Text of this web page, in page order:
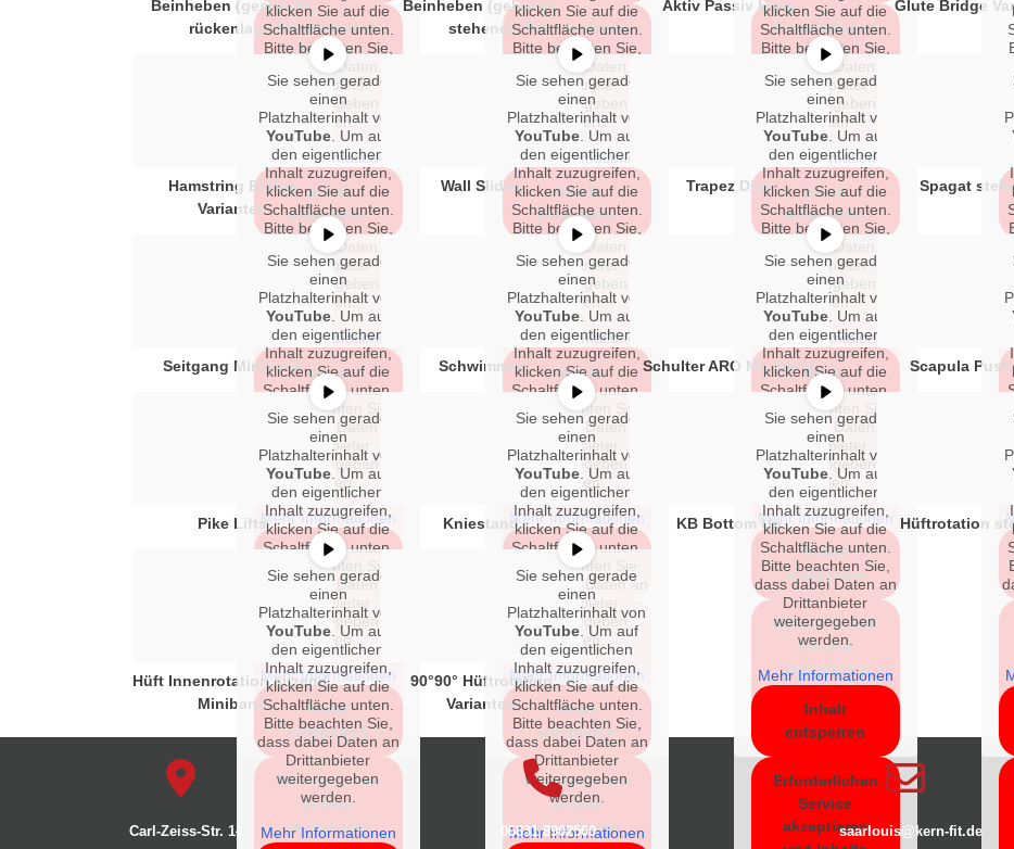
Erforderlichen
Service
akzeptieren
und Inhalte
entsperren
Erforderlichen
Service
akzeptieren
und Inhalte
entsperren
Erforderlichen
Service
akzeptieren
und Inhalte
entsperren
klicken Sie auf die
Schaltfläche unten.
Bitte beachten Sie,
dass dabei Daten an
Drittanbieter
weitergegeben
werden.
Mehr Informationen
Inhalt
entsperren
Erforderlichen
Service
akzeptieren
und Inhalte
entsperren
Beinheben (gestreckt,
rückenlage)
klicken Sie auf die
Schaltfläche unten.
Bitte beachten Sie,
dass dabei Daten an
Drittanbieter
weitergegeben
werden.
Mehr Informationen
Inhalt
entsperren
Erforderlichen
Service
akzeptieren
und Inhalte
entsperren
Beinheben (gebeugt,
stehend)
klicken Sie auf die
Schaltfläche unten.
Bitte beachten Sie,
dass dabei Daten an
Drittanbieter
weitergegeben
werden.
Mehr Informationen
Inhalt
entsperren
Erforderlichen
Service
akzeptieren
und Inhalte
entsperren
Aktiv Passiv Hang Glute Bridge
Sie sehen gerade
einen
Platzhalterinhalt von
YouTube . Um auf
den eigentlichen
Inhalt zuzugreifen,
klicken Sie auf die
Schaltfläche unten.
Bitte beachten Sie,
dass dabei Daten an
Drittanbieter
weitergegeben
werden.
Mehr Informationen
Inhalt
entsperren
Erforderlichen
Service
akzeptieren
und Inhalte
entsperren
Hamstring Bridge
Varianten
Sie sehen gerade
einen
Platzhalterinhalt von
YouTube . Um auf
den eigentlichen
Inhalt zuzugreifen,
klicken Sie auf die
Schaltfläche unten.
Bitte beachten Sie,
dass dabei Daten an
Drittanbieter
weitergegeben
werden.
Mehr Informationen
Inhalt
entsperren
Erforderlichen
Service
akzeptieren
und Inhalte
entsperren
Wall Slides
Sie sehen gerade
einen
Platzhalterinhalt von
YouTube . Um auf
den eigentlichen
Inhalt zuzugreifen,
klicken Sie auf die
Schaltfläche unten.
Bitte beachten Sie,
dass dabei Daten an
Drittanbieter
weitergegeben
werden.
Mehr Informationen
Inhalt
entsperren
Erforderlichen
Service
akzeptieren
und Inhalte
entsperren
Trapez Dips Spagat
Sie sehen gerade
einen
Platzhalterinhalt von
YouTube . Um auf
den eigentlichen
Inhalt zuzugreifen,
klicken Sie auf die
Schaltfläche unten.
Bitte beachten Sie,
dass dabei Daten an
Drittanbieter
weitergegeben
werden.
Mehr Informationen
Inhalt
entsperren
Erforderlichen
Service
akzeptieren
und Inhalte
entsperren
Seitgang Miniband
Sie sehen gerade
einen
Platzhalterinhalt von
YouTube . Um auf
den eigentlichen
Inhalt zuzugreifen,
klicken Sie auf die
Schaltfläche unten.
Bitte beachten Sie,
dass dabei Daten an
Drittanbieter
weitergegeben
werden.
Mehr Informationen
Inhalt
entsperren
Erforderlichen
Service
akzeptieren
und Inhalte
entsperren
Schwimmer
Sie sehen gerade
einen
Platzhalterinhalt von
YouTube . Um auf
den eigentlichen
Inhalt zuzugreifen,
klicken Sie auf die
Schaltfläche unten.
Bitte beachten Sie,
dass dabei Daten an
Drittanbieter
weitergegeben
werden.
Mehr Informationen
Inhalt
entsperren
Erforderlichen
Service
akzeptieren
entsperren
Schulter ARO Miniband Scapula
Sie sehen gerade
einen
Platzhalterinhalt von
YouTube . Um auf
den eigentlichen
Inhalt zuzugreifen,
klicken Sie auf die
Schaltfläche unten.
Bitte beachten Sie,
dass dabei Daten an
Drittanbieter
weitergegeben
werden.
Mehr Informationen
Inhalt
entsperren
Erforderlichen
Service
akzeptieren
Pike Lifts
Sie sehen gerade
einen
Platzhalterinhalt von
YouTube . Um auf
den eigentlichen
Inhalt zuzugreifen,
klicken Sie auf die
Schaltfläche unten.
Bitte beachten Sie,
dass dabei Daten an
Drittanbieter
weitergegeben
werden.
Mehr Informationen
Inhalt
entsperren
Erforderlichen
Service
akzeptieren
Kniestand
Sie sehen gerade
einen
Platzhalterinhalt von
YouTube . Um auf
den eigentlichen
Inhalt zuzugreifen,
klicken Sie auf die
Schaltfläche unten.
Bitte beachten Sie,
dass dabei Daten an
Drittanbieter
weitergegeben
werden.
Mehr Informationen
Inhalt
entsperren
Erforderlichen
Service
akzeptieren
KB Bottom Up Hüftrotation
Sie sehen gerade
einen
Platzhalterinhalt von
YouTube . Um auf
den eigentlichen
Inhalt zuzugreifen,
klicken Sie auf die
Schaltfläche unten.
Bitte beachten Sie,
dass dabei Daten an
Drittanbieter
weitergegeben
werden.
Mehr Informationen
Hüft Innenrotation sitzend,
Miniband
Sie sehen gerade
einen
Platzhalterinhalt von
YouTube . Um auf
den eigentlichen
Inhalt zuzugreifen,
klicken Sie auf die
Schaltfläche unten.
Bitte beachten Sie,
dass dabei Daten an
Drittanbieter
weitergegeben
werden.
Mehr Informationen
90°90° Hüftrotation
Varianten
Carl-Zeiss-Str. 14 06831 8902560 saarlouis@kern-fit.de